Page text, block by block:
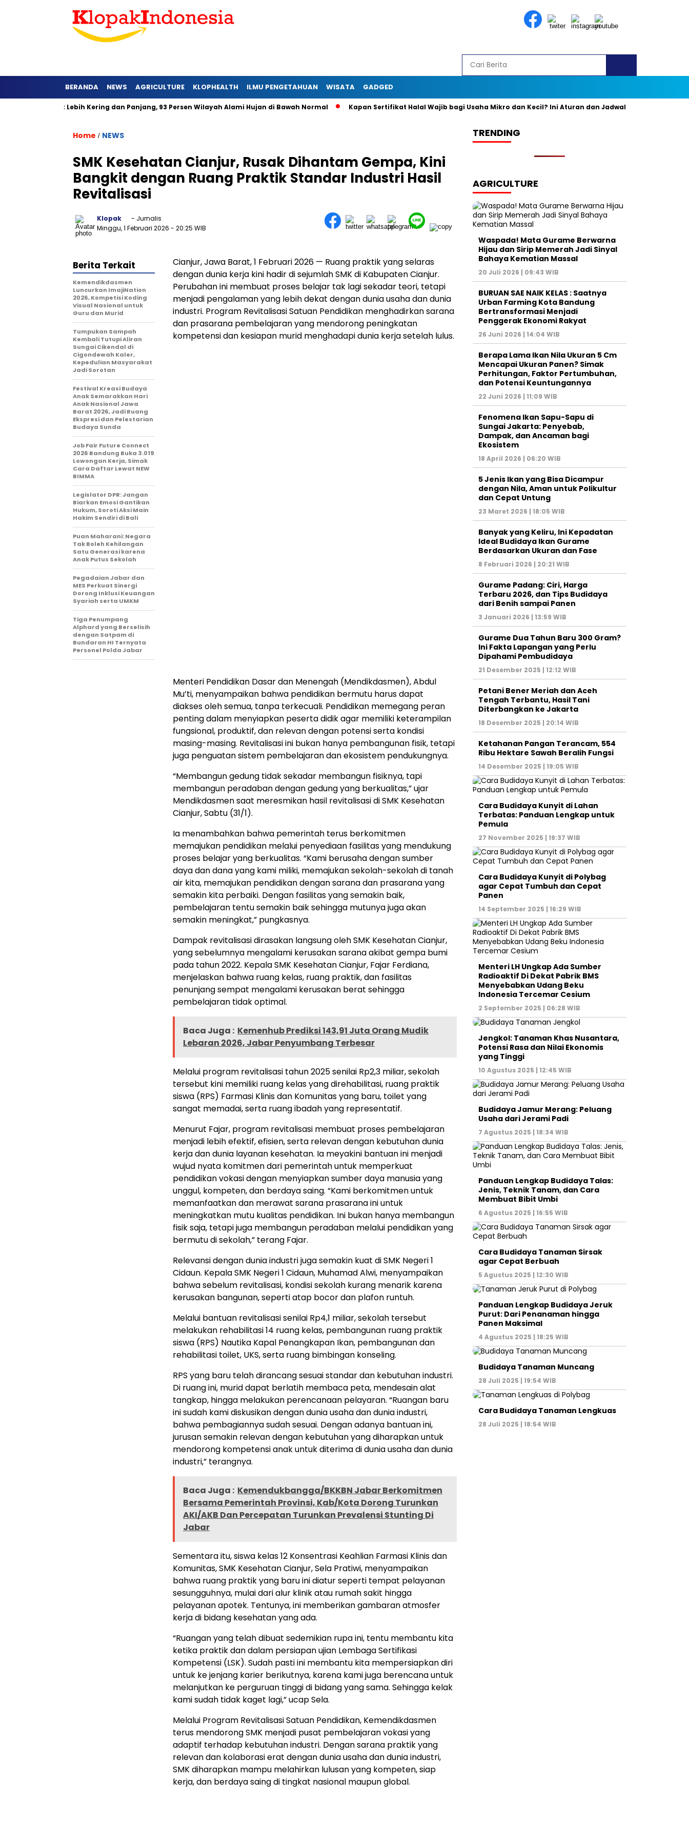
BERANDA NEWS AGRICULTURE KLOPHEALTH ILMU PENGETAHUAN WISATA GADGED
Barat Lebih Kering dan Panjang, 93 Persen Wilayah Alami Hujan di Bawah Normal Kapan Sertifikat Halal Wajib bagi Usaha Mikro dan Kecil? Ini Aturan dan Jadwal Resminya
Home / NEWS
SMK Kesehatan Cianjur, Rusak Dihantam Gempa, Kini
Bangkit dengan Ruang Praktik Standar Industri Hasil
Revitalisasi
Klopak
- Jurnalis
Minggu, 1 Februari 2026 - 20:25 WIB
Cianjur, Jawa Barat, 1 Februari 2026 — Ruang praktik yang selaras
dengan dunia kerja kini hadir di sejumlah SMK di Kabupaten Cianjur.
Perubahan ini membuat proses belajar tak lagi sekadar teori, tetapi
menjadi pengalaman yang lebih dekat dengan dunia usaha dan dunia
industri. Program Revitalisasi Satuan Pendidikan menghadirkan sarana
dan prasarana pembelajaran yang mendorong peningkatan
kompetensi dan kesiapan murid menghadapi dunia kerja setelah lulus.
Menteri Pendidikan Dasar dan Menengah (Mendikdasmen), Abdul
Mu’ti, menyampaikan bahwa pendidikan bermutu harus dapat
diakses oleh semua, tanpa terkecuali. Pendidikan memegang peran
penting dalam menyiapkan peserta didik agar memiliki keterampilan
fungsional, produktif, dan relevan dengan potensi serta kondisi
masing-masing. Revitalisasi ini bukan hanya pembangunan fisik, tetapi
juga penguatan sistem pembelajaran dan ekosistem pendukungnya.
“Membangun gedung tidak sekadar membangun fisiknya, tapi
membangun peradaban dengan gedung yang berkualitas,” ujar
Mendikdasmen saat meresmikan hasil revitalisasi di SMK Kesehatan
Cianjur, Sabtu (31/1).
Ia menambahkan bahwa pemerintah terus berkomitmen
memajukan pendidikan melalui penyediaan fasilitas yang mendukung
proses belajar yang berkualitas. “Kami berusaha dengan sumber
daya dan dana yang kami miliki, memajukan sekolah-sekolah di tanah
air kita, memajukan pendidikan dengan sarana dan prasarana yang
semakin kita perbaiki. Dengan fasilitas yang semakin baik,
pembelajaran tentu semakin baik sehingga mutunya juga akan
semakin meningkat,” pungkasnya.
Dampak revitalisasi dirasakan langsung oleh SMK Kesehatan Cianjur,
yang sebelumnya mengalami kerusakan sarana akibat gempa bumi
pada tahun 2022. Kepala SMK Kesehatan Cianjur, Fajar Ferdiana,
menjelaskan bahwa ruang kelas, ruang praktik, dan fasilitas
penunjang sempat mengalami kerusakan berat sehingga
pembelajaran tidak optimal.
Baca Juga : Kemenhub Prediksi 143,91 Juta Orang Mudik
Lebaran 2026, Jabar Penyumbang Terbesar
Melalui program revitalisasi tahun 2025 senilai Rp2,3 miliar, sekolah
tersebut kini memiliki ruang kelas yang direhabilitasi, ruang praktik
siswa (RPS) Farmasi Klinis dan Komunitas yang baru, toilet yang
sangat memadai, serta ruang ibadah yang representatif.
Menurut Fajar, program revitalisasi membuat proses pembelajaran
menjadi lebih efektif, efisien, serta relevan dengan kebutuhan dunia
kerja dan dunia layanan kesehatan. Ia meyakini bantuan ini menjadi
wujud nyata komitmen dari pemerintah untuk memperkuat
pendidikan vokasi dengan menyiapkan sumber daya manusia yang
unggul, kompeten, dan berdaya saing. “Kami berkomitmen untuk
memanfaatkan dan merawat sarana prasarana ini untuk
meningkatkan mutu kualitas pendidikan. Ini bukan hanya membangun
fisik saja, tetapi juga membangun peradaban melalui pendidikan yang
bermutu di sekolah,” terang Fajar.
Relevansi dengan dunia industri juga semakin kuat di SMK Negeri 1
Cidaun. Kepala SMK Negeri 1 Cidaun, Muhamad Alwi, menyampaikan
bahwa sebelum revitalisasi, kondisi sekolah kurang menarik karena
kerusakan bangunan, seperti atap bocor dan plafon runtuh.
Melalui bantuan revitalisasi senilai Rp4,1 miliar, sekolah tersebut
melakukan rehabilitasi 14 ruang kelas, pembangunan ruang praktik
siswa (RPS) Nautika Kapal Penangkapan Ikan, pembangunan dan
rehabilitasi toilet, UKS, serta ruang bimbingan konseling.
RPS yang baru telah dirancang sesuai standar dan kebutuhan industri.
Di ruang ini, murid dapat berlatih membaca peta, mendesain alat
tangkap, hingga melakukan perencanaan pelayaran. “Ruangan baru
ini sudah kami diskusikan dengan dunia usaha dan dunia industri,
bahwa pembagiannya sudah sesuai. Dengan adanya bantuan ini,
jurusan semakin relevan dengan kebutuhan yang diharapkan untuk
mendorong kompetensi anak untuk diterima di dunia usaha dan dunia
industri,” terangnya.
Baca Juga : Kemendukbangga/BKKBN Jabar Berkomitmen
Bersama Pemerintah Provinsi, Kab/Kota Dorong Turunkan
AKI/AKB Dan Percepatan Turunkan Prevalensi Stunting Di
Jabar
Sementara itu, siswa kelas 12 Konsentrasi Keahlian Farmasi Klinis dan
Komunitas, SMK Kesehatan Cianjur, Sela Pratiwi, menyampaikan
bahwa ruang praktik yang baru ini diatur seperti tempat pelayanan
sesungguhnya, mulai dari alur klinik atau rumah sakit hingga
pelayanan apotek. Tentunya, ini memberikan gambaran atmosfer
kerja di bidang kesehatan yang ada.
“Ruangan yang telah dibuat sedemikian rupa ini, tentu membantu kita
ketika praktik dan dalam persiapan ujian Lembaga Sertifikasi
Kompetensi (LSK). Sudah pasti ini membantu kita mempersiapkan diri
untuk ke jenjang karier berikutnya, karena kami juga berencana untuk
melanjutkan ke perguruan tinggi di bidang yang sama. Sehingga kelak
kami sudah tidak kaget lagi,” ucap Sela.
Melalui Program Revitalisasi Satuan Pendidikan, Kemendikdasmen
terus mendorong SMK menjadi pusat pembelajaran vokasi yang
adaptif terhadap kebutuhan industri. Dengan sarana praktik yang
relevan dan kolaborasi erat dengan dunia usaha dan dunia industri,
SMK diharapkan mampu melahirkan lulusan yang kompeten, siap
kerja, dan berdaya saing di tingkat nasional maupun global.
Berita Terkait
Kemendikdasmen
Luncurkan ImajiNation
2026, Kompetisi Koding
Visual Nasional untuk
Guru dan Murid
Tumpukan Sampah
Kembali Tutupi Aliran
Sungai Cikendal di
Cigondewah Kaler,
Kepedulian Masyarakat
Jadi Sorotan
Festival Kreasi Budaya
Anak Semarakkan Hari
Anak Nasional Jawa
Barat 2026, Jadi Ruang
Ekspresi dan Pelestarian
Budaya Sunda
Job Fair Future Connect
2026 Bandung Buka 3.019
Lowongan Kerja, Simak
Cara Daftar Lewat NEW
BIMMA
Legislator DPR: Jangan
Biarkan Emosi Gantikan
Hukum, Soroti Aksi Main
Hakim Sendiri di Bali
Puan Maharani: Negara
Tak Boleh Kehilangan
Satu Generasi karena
Anak Putus Sekolah
Pegadaian Jabar dan
MES Perkuat Sinergi
Dorong Inklusi Keuangan
Syariah serta UMKM
Tiga Penumpang
Alphard yang Berselisih
dengan Satpam di
Bundaran HI Ternyata
Personel Polda Jabar
TRENDING
AGRICULTURE
Waspada! Mata Gurame Berwarna
Hijau dan Sirip Memerah Jadi Sinyal
Bahaya Kematian Massal
20 Juli 2026 | 09:43 WIB
BURUAN SAE NAIK KELAS : Saatnya
Urban Farming Kota Bandung
Bertransformasi Menjadi
Penggerak Ekonomi Rakyat
26 Juni 2026 | 14:04 WIB
Berapa Lama Ikan Nila Ukuran 5 Cm
Mencapai Ukuran Panen? Simak
Perhitungan, Faktor Pertumbuhan,
dan Potensi Keuntungannya
22 Juni 2026 | 11:09 WIB
Fenomena Ikan Sapu-Sapu di
Sungai Jakarta: Penyebab,
Dampak, dan Ancaman bagi
Ekosistem
18 April 2026 | 06:20 WIB
5 Jenis Ikan yang Bisa Dicampur
dengan Nila, Aman untuk Polikultur
dan Cepat Untung
23 Maret 2026 | 18:05 WIB
Banyak yang Keliru, Ini Kepadatan
Ideal Budidaya Ikan Gurame
Berdasarkan Ukuran dan Fase
8 Februari 2026 | 20:21 WIB
Gurame Padang: Ciri, Harga
Terbaru 2026, dan Tips Budidaya
dari Benih sampai Panen
3 Januari 2026 | 13:59 WIB
Gurame Dua Tahun Baru 300 Gram?
Ini Fakta Lapangan yang Perlu
Dipahami Pembudidaya
21 Desember 2025 | 12:12 WIB
Petani Bener Meriah dan Aceh
Tengah Terbantu, Hasil Tani
Diterbangkan ke Jakarta
18 Desember 2025 | 20:14 WIB
Ketahanan Pangan Terancam, 554
Ribu Hektare Sawah Beralih Fungsi
14 Desember 2025 | 19:05 WIB
Cara Budidaya Kunyit di Lahan
Terbatas: Panduan Lengkap untuk
Pemula
27 November 2025 | 19:37 WIB
Cara Budidaya Kunyit di Polybag
agar Cepat Tumbuh dan Cepat
Panen
14 September 2025 | 16:29 WIB
Menteri LH Ungkap Ada Sumber
Radioaktif Di Dekat Pabrik BMS
Menyebabkan Udang Beku
Indonesia Tercemar Cesium
2 September 2025 | 06:28 WIB
Jengkol: Tanaman Khas Nusantara,
Potensi Rasa dan Nilai Ekonomis
yang Tinggi
10 Agustus 2025 | 12:45 WIB
Budidaya Jamur Merang: Peluang
Usaha dari Jerami Padi
7 Agustus 2025 | 18:34 WIB
Panduan Lengkap Budidaya Talas:
Jenis, Teknik Tanam, dan Cara
Membuat Bibit Umbi
6 Agustus 2025 | 16:55 WIB
Cara Budidaya Tanaman Sirsak
agar Cepat Berbuah
5 Agustus 2025 | 12:30 WIB
Panduan Lengkap Budidaya Jeruk
Purut: Dari Penanaman hingga
Panen Maksimal
4 Agustus 2025 | 18:25 WIB
Budidaya Tanaman Muncang
28 Juli 2025 | 19:54 WIB
Cara Budidaya Tanaman Lengkuas
28 Juli 2025 | 18:54 WIB